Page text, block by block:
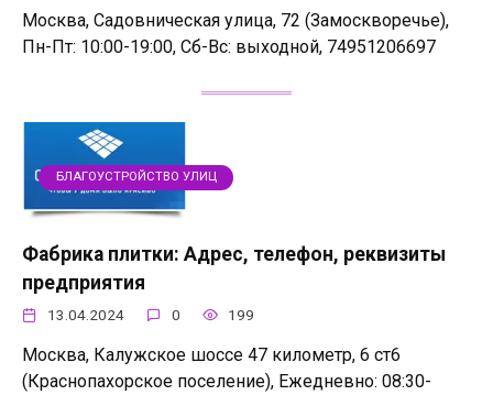
Москва, Садовническая улица, 72 (Замоскворечье),
Пн-Пт: 10:00-19:00, Сб-Вс: выходной, 74951206697
БЛАГОУСТРОЙСТВО УЛИЦ
Фабрика плитки: Адрес, телефон, реквизиты
предприятия
13.04.2024 0 199
Москва, Калужское шоссе 47 километр, 6 ст6
(Краснопахорское поселение), Ежедневно: 08:30-